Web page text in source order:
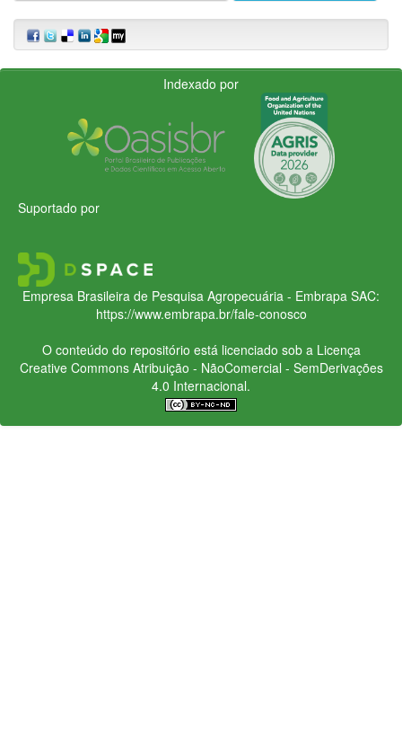
Indexado por
Suportado por
Empresa Brasileira de Pesquisa Agropecuária - Embrapa SAC:
https://www.embrapa.br/fale-conosco
O conteúdo do repositório está licenciado sob a Licença
Creative CommonsAtribuição - NãoComercial - SemDerivações
4.0 Internacional.